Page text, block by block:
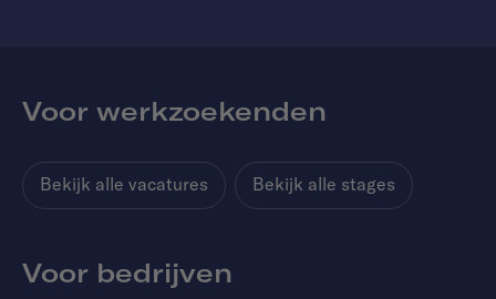
Voor werkzoekenden
Bekijk alle vacatures Bekijk alle stages
Voor bedrijven